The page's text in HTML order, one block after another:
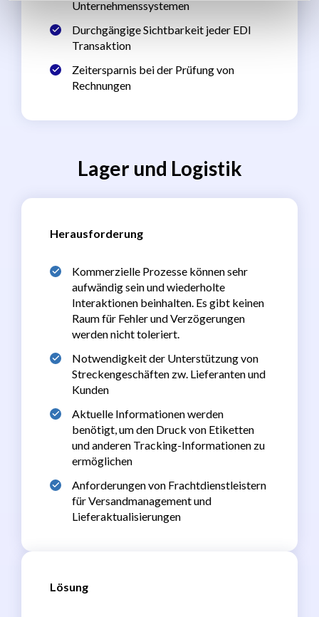
Unternehmenssystemen
Durchgängige Sichtbarkeit jeder EDI
Transaktion
Zeitersparnis bei der Prüfung von
Rechnungen
Lager und Logistik
Herausforderung
Kommerzielle Prozesse können sehr
aufwändig sein und wiederholte
Interaktionen beinhalten. Es gibt keinen
Raum für Fehler und Verzögerungen
werden nicht toleriert.
Notwendigkeit der Unterstützung von
Streckengeschäften zw. Lieferanten und
Kunden
Aktuelle Informationen werden
benötigt, um den Druck von Etiketten
und anderen Tracking-Informationen zu
ermöglichen
Anforderungen von Frachtdienstleistern
für Versandmanagement und
Lieferaktualisierungen
Lösung